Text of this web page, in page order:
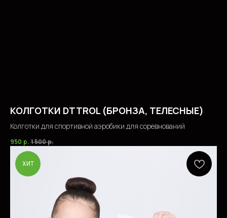
КОЛГОТКИ DTTROL (БРОНЗА, ТЕЛЕСНЫЕ)
Колготки для спортивной аэробики для соревнований
950 р. 1 500р.
ХИТ